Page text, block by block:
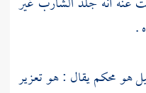
.
هو محكم يقال : هو تعزير